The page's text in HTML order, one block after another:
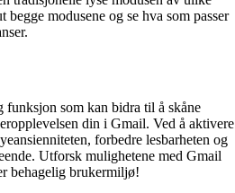
begge modusene og se hva som passer
som kan bidra til å skåne
din i Gmail. Ved å aktivere
forbedre lesbarheten og
Utforsk mulighetene med Gmail
behagelig brukermiljø!